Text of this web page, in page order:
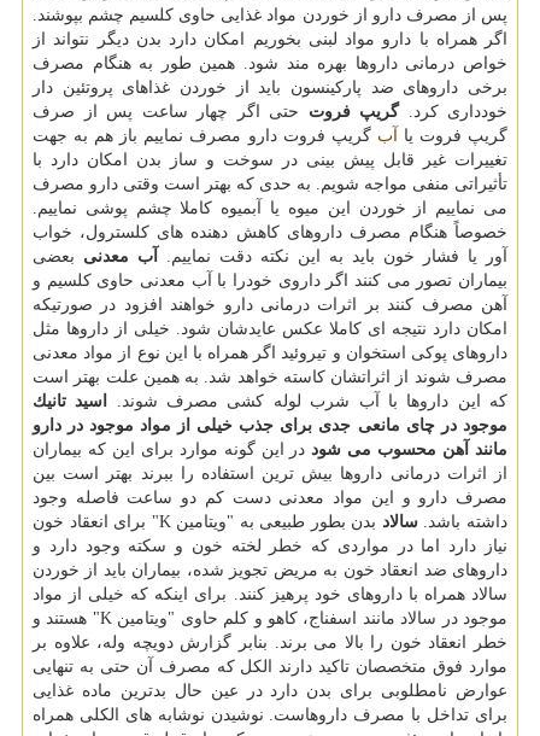
پس از مصرف دارو از خوردن مواد غذایی حاوی كلسیم چشم بپوشند.
اگر همراه با دارو مواد لبنی بخوریم امكان دارد بدن دیگر نتواند از
خواص درمانی داروها بهره مند شود. همین طور به هنگام مصرف
برخی داروهای ضد پاركینسون باید از خوردن غذاهای پروتئین دار
خودداری كرد.گریپ فروت حتی اگر چهار ساعت پس از صرف
گریپ فروت یا آب گریپ فروت دارو مصرف نماییم باز هم به جهت
تغییرات غیر قابل پیش بینی در سوخت و ساز بدن امكان دارد با
تأثیراتی منفی مواجه شویم. به حدی كه بهتر است وقتی دارو مصرف
می نماییم از خوردن این میوه یا آبمیوه كاملا چشم پوشی نماییم.
خصوصاً هنگام مصرف داروهای كاهش دهنده های كلسترول، خواب
آور یا فشار خون باید به این نكته دقت نماییم.
آب معدنی بعضی
بیماران تصور می كنند اگر داروی خودرا با آب معدنی حاوی كلسیم و
آهن مصرف كنند بر اثرات درمانی دارو خواهند افزود در صورتیكه
امكان دارد نتیجه ای كاملا عكس عایدشان شود. خیلی از داروها مثل
داروهای پوكی استخوان و تیروئید اگر همراه با این نوع از مواد معدنی
مصرف شوند از اثراتشان كاسته خواهد شد. به همین علت بهتر است
كه این داروها با آب شرب لوله كشی مصرف شوند.
اسید تانیك
موجود در چای مانعی جدی برای جذب خیلی از مواد موجود در دارو
مانند آهن محسوب می شوددر این گونه موارد برای این كه بیماران
از اثرات درمانی داروها بیش ترین استفاده را ببرند بهتر است بین
مصرف دارو و این مواد معدنی دست كم دو ساعت فاصله وجود
داشته باشد.سالاد
بدن بطور طبیعی به "ویتامین K" برای انعقاد خون
نیاز دارد اما در مواردی كه خطر لخته خون و سكته وجود دارد و
داروهای ضد انعقاد خون به مریض تجویز شده، بیماران باید از خوردن
سالاد همراه با داروهای خود پرهیز كنند. برای اینكه كه خیلی از مواد
موجود در سالاد مانند اسفناج، كاهو و كلم حاوی "ویتامین K" هستند و
خطر انعقاد خون را بالا می برند. بنابر گزارش دویچه وله، علاوه بر
موارد فوق متخصصان تاكید دارند الكل كه مصرف آن حتی به تنهایی
عوارض نامطلوبی برای بدن دارد در عین حال بدترین ماده غذایی
برای تداخل با مصرف داروهاست. نوشیدن نوشابه های الكلی همراه